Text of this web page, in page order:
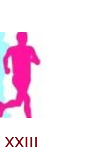
XXIII